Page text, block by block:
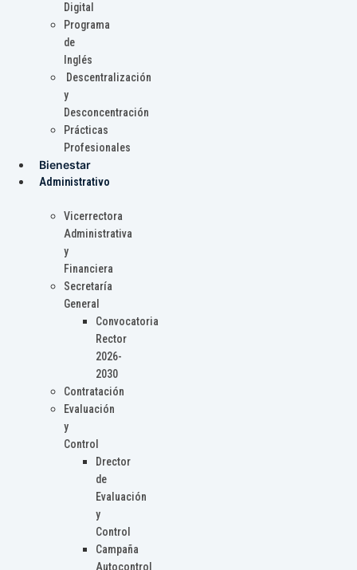
Digital
Programa
de
Inglés
Descentralización
y
Desconcentración
Prácticas
Profesionales
Bienestar
Administrativo
Vicerrectora
Administrativa
y
Financiera
Secretaría
General
Convocatoria
Rector
2026-
2030
Contratación
Evaluación
y
Control
Drector
de
Evaluación
y
Control
Campaña
Autocontrol